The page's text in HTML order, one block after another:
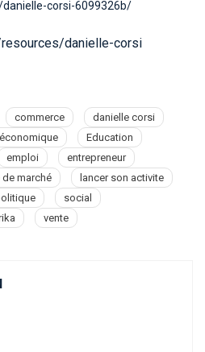
corsi-6099326b/
danielle-corsi
commerce
danielle corsi
économique
Education
emploi
entrepreneur
de marché
lancer son activite
social
vente